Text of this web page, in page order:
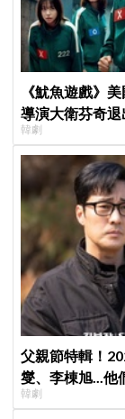
《魷魚遊戲》
導演大衛芬奇
聞也破局
韓劇
父親節特輯！
燮、李棟旭...他
韓劇